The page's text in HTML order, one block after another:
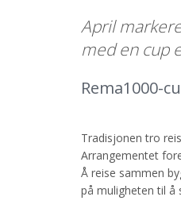
April
med en cup
Rema1000-
Tradisjonen tro
Arrangementet
Å reise sammen
på muligheten til å